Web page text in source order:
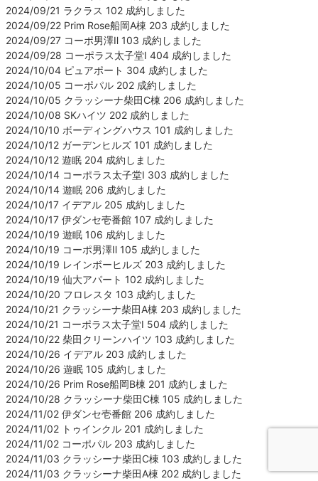
2024/09/21 ラクラス 102 成約しました
2024/09/22 Prim Rose船岡A棟 203 成約しました
2024/09/27 コーポ男澤Ⅱ 103 成約しました
2024/09/28 コーポラス太子堂Ⅰ 404 成約しました
2024/10/04 ピュアポート 304 成約しました
2024/10/05 コーポパル 202 成約しました
2024/10/05 クラッシーナ柴田C棟 206 成約しました
2024/10/08 SKハイツ 202 成約しました
2024/10/10 ボーディングハウス 101 成約しました
2024/10/12 ガーデンヒルズ 101 成約しました
2024/10/12 遊眠 204 成約しました
2024/10/14 コーポラス太子堂Ⅰ 303 成約しました
2024/10/14 遊眠 206 成約しました
2024/10/17 イデアル 205 成約しました
2024/10/17 伊ダンセ壱番館 107 成約しました
2024/10/19 遊眠 106 成約しました
2024/10/19 コーポ男澤Ⅱ 105 成約しました
2024/10/19 レインボーヒルズ 203 成約しました
2024/10/19 仙大アパート 102 成約しました
2024/10/20 フロレスタ 103 成約しました
2024/10/21 クラッシーナ柴田A棟 203 成約しました
2024/10/21 コーポラス太子堂Ⅰ 504 成約しました
2024/10/22 柴田クリーンハイツ 103 成約しました
2024/10/26 イデアル 203 成約しました
2024/10/26 遊眠 105 成約しました
2024/10/26 Prim Rose船岡B棟 201 成約しました
2024/10/28 クラッシーナ柴田C棟 105 成約しました
2024/11/02 伊ダンセ壱番館 206 成約しました
2024/11/02 トゥインクル 201 成約しました
2024/11/02 コーポパル 203 成約しました
2024/11/03 クラッシーナ柴田C棟 103 成約しました
2024/11/03 クラッシーナ柴田A棟 202 成約しました